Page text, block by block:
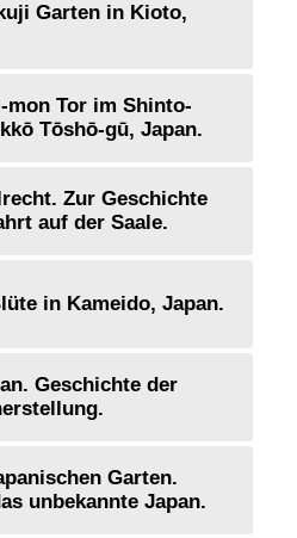
Garten in Kioto,
mon Tor im Shinto-
Tōshō-gū, Japan.
Zur Geschichte
auf der Saale.
in Kameido, Japan.
Geschichte der
Garten.
unbekannte Japan.